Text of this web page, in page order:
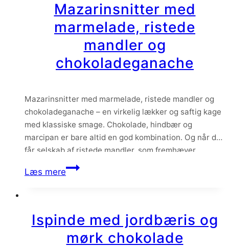
Mazarinsnitter med
marmelade, ristede
mandler og
chokoladeganache
Mazarinsnitter med marmelade, ristede mandler og
chokoladeganache – en virkelig lækker og saftig kage
med klassiske smage. Chokolade, hindbær og
marcipan er bare altid en god kombination. Og når de
får selskab af ristede mandler, som fremhæver
marcipansmagen, så får man altså nogle ualmindeligt
velsmagende snitter!
Læs mereMazarinsnitter
mandler
og
Ispinde med jordbæris og
mørk chokolade